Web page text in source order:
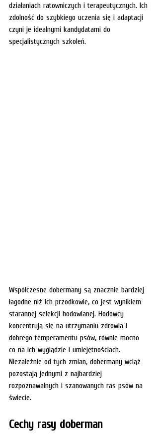
działaniach ratowniczych i terapeutycznych. Ich
zdolność do szybkiego uczenia się i adaptacji
czyni je idealnymi kandydatami do
specjalistycznych szkoleń.
Współczesne dobermany są znacznie bardziej
łagodne niż ich przodkowie, co jest wynikiem
starannej selekcji hodowlanej. Hodowcy
koncentrują się na utrzymaniu zdrowia i
dobrego temperamentu psów, równie mocno
co na ich wyglądzie i umiejętnościach.
Niezależnie od tych zmian, dobermany wciąż
pozostają jednymi z najbardziej
rozpoznawalnych i szanowanych ras psów na
świecie.
Cechy rasy doberman